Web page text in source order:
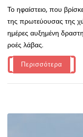
Το ηφαίστειο, που
της πρωτεύουσας της
ημέρες αυξημένη
ροές λάβας.
Περισσότερα